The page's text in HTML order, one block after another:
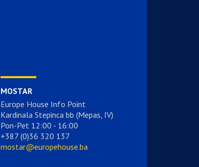
MOSTAR
Europe House Info Point
Kardinala Stepinca bb (Mepas, IV)
Pon-Pet 12:00 - 16:00
+387 (0)36 320 137
mostar@europehouse.ba